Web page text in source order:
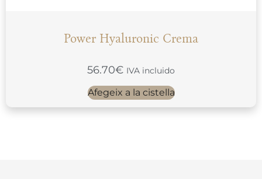
Power Hyaluronic Crema
56.70€ IVA incluido
Afegeix a la cistella